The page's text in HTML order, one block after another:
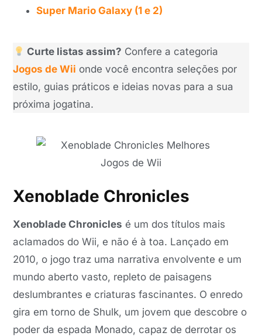
Super Mario Galaxy (1 e 2)
Curte listas assim? Confere a categoria
Jogos de Wii onde você encontra seleções por
estilo, guias práticos e ideias novas para a sua
próxima jogatina.
Xenoblade Chronicles
Xenoblade Chronicles é um dos títulos mais
aclamados do Wii, e não é à toa. Lançado em
2010, o jogo traz uma narrativa envolvente e um
mundo aberto vasto, repleto de paisagens
deslumbrantes e criaturas fascinantes. O enredo
gira em torno de Shulk, um jovem que descobre o
poder da espada Monado, capaz de derrotar os